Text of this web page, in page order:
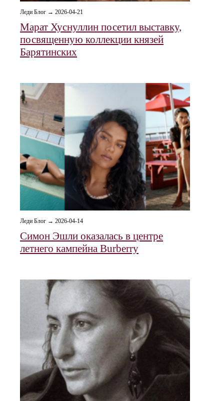
Леди Блог → 2026-04-21
Марат Хуснуллин посетил выставку,
посвященную коллекции князей
Барятинских
Леди Блог → 2026-04-14
Симон Эшли оказалась в центре
летнего кампейна Burberry